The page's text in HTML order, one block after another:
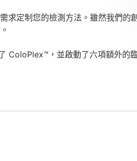
求定制您的檢測方法。雖然我們的
ColoPlex™，並啟動了六項額外的